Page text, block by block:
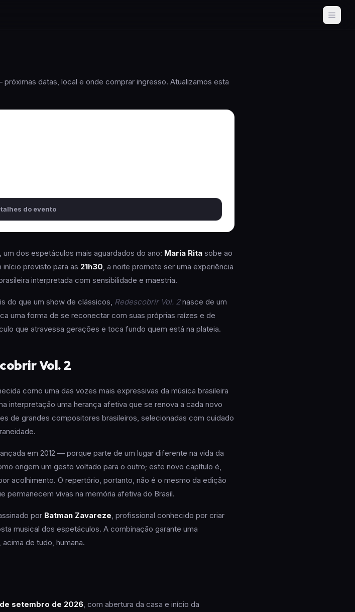
datas, local e onde comprar ingresso. Atualizamos esta
do evento
, um dos espetáculos mais aguardados do ano: Maria Rita sobe ao
início previsto para as 21h30, a noite promete ser uma experiência
interpretada com sensibilidade e maestria.
do que um show de clássicos, Redescobrir Vol. 2nasce de um
uma forma de se reconectar com suas próprias raízes e de
que atravessa gerações e toca fundo quem está na plateia.
Vol. 2
como uma das vozes mais expressivas da música brasileira
interpretação uma herança afetiva que se renova a cada novo
de grandes compositores brasileiros, selecionadas com cuidado
em 2012 — porque parte de um lugar diferente na vida da
origem um gesto voltado para o outro; este novo capítulo é,
acolhimento. O repertório, portanto, não é o mesmo da edição
permanecem vivas na memória afetiva do Brasil.
por Batman Zavareze, profissional conhecido por criar
musical dos espetáculos. A combinação garante uma
de tudo, humana.
setembro de 2026, com abertura da casa e início da